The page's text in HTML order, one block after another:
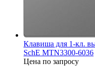
Клавиша для 1-кл.
SchE MTN3300-6036
Цена по запросу